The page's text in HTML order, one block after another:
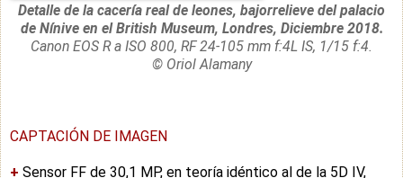
Detalle de la cacería real de leones, bajorrelieve del palacio
de Nínive en el British Museum, Londres, Diciembre 2018.
Canon EOS R a ISO 800, RF 24-105 mm f:4L IS, 1/15 f:4.
© Oriol Alamany
CAPTACIÓN DE IMAGEN
+ Sensor FF de 30,1 MP, en teoría idéntico al de la 5D IV,